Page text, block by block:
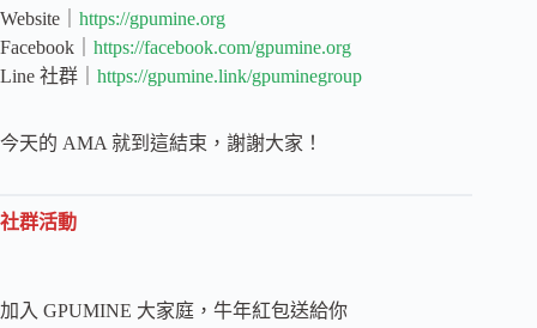
Website｜ https://gpumine.org
Facebook｜ https://facebook.com/gpumine.org
Line 社群｜ https://gpumine.link/gpuminegroup
今天的 AMA 就到這結束，謝謝大家！
社群活動
加入 GPUMINE 大家庭，牛年紅包送給你